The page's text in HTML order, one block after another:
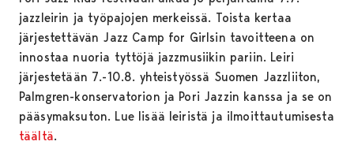
jazzleirin ja työpajojen merkeissä. Toista kertaa
järjestettävän Jazz Camp for Girlsin tavoitteena on
innostaa nuoria tyttöjä jazzmusiikin pariin. Leiri
järjestetään 7.-10.8. yhteistyössä Suomen Jazzliiton,
Palmgren-konservatorion ja Pori Jazzin kanssa ja se on
pääsymaksuton. Lue lisää leiristä ja ilmoittautumisesta
täältä.